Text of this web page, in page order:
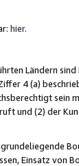
hier.
Ländern
4 (a)
sein
und (2) der
Einsatz von